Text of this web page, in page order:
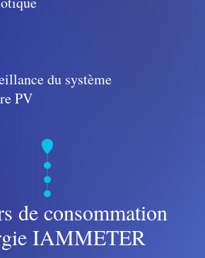
PV
du système
PV
de consommation
IAMMETER